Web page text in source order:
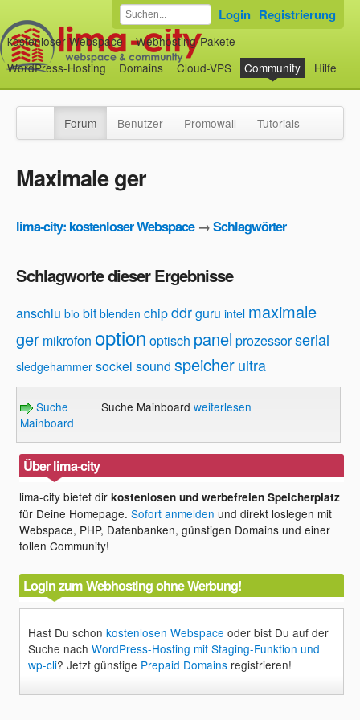
kostenloser Webspace
Webhosting-Pakete
WordPress-Hosting
Domains Cloud-VPS Community Hilfe
Login Registrierung
Forum Benutzer Promowall Tutorials
Maximale ger
lima-city: kostenloser Webspace→Schlagwörter
Schlagworte dieser Ergebnisse
anschlu bio bit blenden chipddrguru intel maximale
ger mikrofon option optisch panel prozessorserial
sledgehammer sockel sound speicherultra
Suche
Mainboard
Suche Mainboard weiterlesen
Über lima-city
lima-city bietet dirkostenlosen und werbefreien Speicherplatz
für Deine Homepage.Sofort anmelden und direkt loslegen mit
Webspace, PHP, Datenbanken, günstigen Domains und einer
tollen Community!
Login zum Webhosting ohne Werbung!
Hast Du schonkostenlosen Webspace oder bist Du auf der
Suche nachWordPress-Hosting mit Staging-Funktion und
wp-cli? Jetzt günstige Prepaid Domains registrieren!